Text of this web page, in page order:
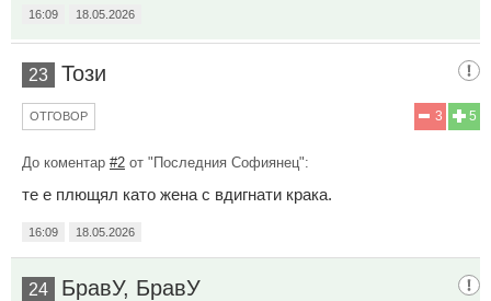
16:09 18.05.2026
23 Този
5
3
ОТГОВОР
До коментар #2 от "Последния Софиянец":
те е плющял като жена с вдигнати крака.
16:09 18.05.2026
24 БравУ, БравУ